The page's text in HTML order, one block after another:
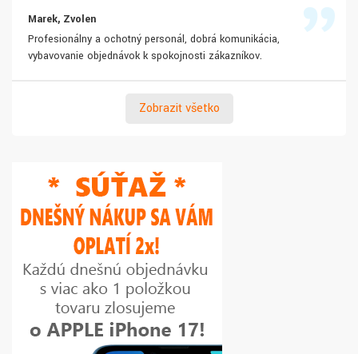
Marek, Zvolen
Profesionálny a ochotný personál, dobrá komunikácia,
vybavovanie objednávok k spokojnosti zákazníkov.
Zobraziť všetko